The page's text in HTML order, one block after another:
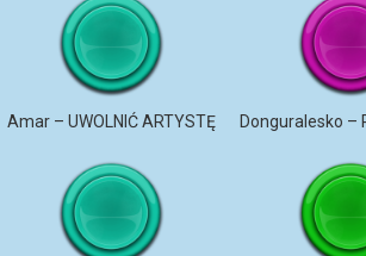
Amar – UWOLNIĆ ARTYSTĘ